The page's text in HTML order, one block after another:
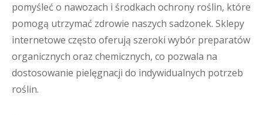
pomyśleć o nawozach i środkach ochrony roślin, które
pomogą utrzymać zdrowie naszych sadzonek. Sklepy
internetowe często oferują szeroki wybór preparatów
organicznych oraz chemicznych, co pozwala na
dostosowanie pielęgnacji do indywidualnych potrzeb
roślin.